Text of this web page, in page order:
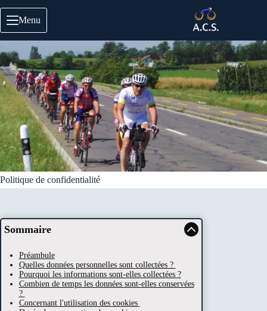
au
contenu
Menu
Politique de confidentialité
Sommaire
Préambule
Quelles données personnelles sont collectées ?
Pourquoi les informations sont-elles collectées ?
Combien de temps les données sont-elles conservées
?
Concernant l'utilisation des cookies